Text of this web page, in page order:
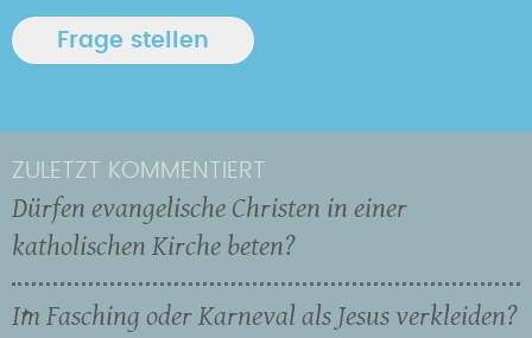
ZULETZT KOMMENTIERT
Dürfen evangelische Christen in einer
katholischen Kirche beten?
Im Fasching oder Karneval als Jesus verkleiden?